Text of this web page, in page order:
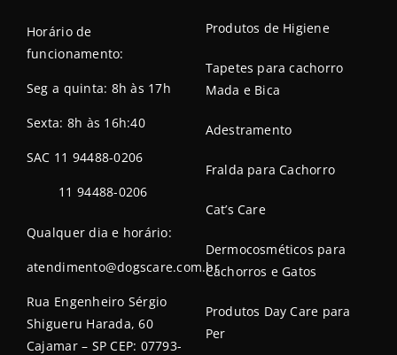
Horário de
funcionamento:
Seg a quinta: 8h às 17h
Sexta: 8h às 16h:40
SAC 11 94488-0206
11 94488-0206
Qualquer dia e horário:
atendimento@dogscare.com.br
Rua Engenheiro Sérgio
Shigueru Harada, 60
Cajamar – SP CEP: 07793-
Produtos de Higiene
Tapetes para cachorro
Mada e Bica
Adestramento
Fralda para Cachorro
Cat’s Care
Dermocosméticos para
Cachorros e Gatos
Produtos Day Care para
Per